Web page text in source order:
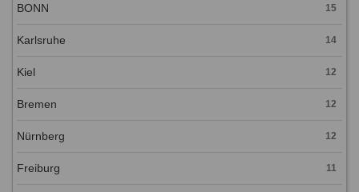
BONN 15
Karlsruhe 14
Kiel 12
Bremen 12
Nürnberg 12
Freiburg 11